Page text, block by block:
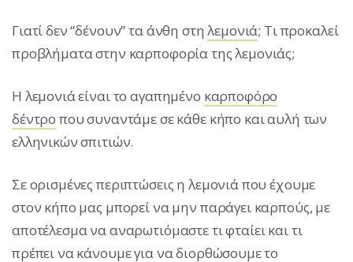
Γιατί δεν “δένουν” τα άνθη στηλεμονιά; Τι προκαλεί
προβλήματα στην καρποφορία της λεμονιάς;
Η λεμονιά είναι το αγαπημένο καρποφόρο
δέντρο που συναντάμε σε κάθε κήπο και αυλή των
ελληνικών σπιτιών.
Σε ορισμένες περιπτώσεις η λεμονιά που έχουμε
στον κήπο μας μπορεί να μην παράγει καρπούς, με
αποτέλεσμα να αναρωτιόμαστε τι φταίει και τι
πρέπει να κάνουμε για να διορθώσουμε το